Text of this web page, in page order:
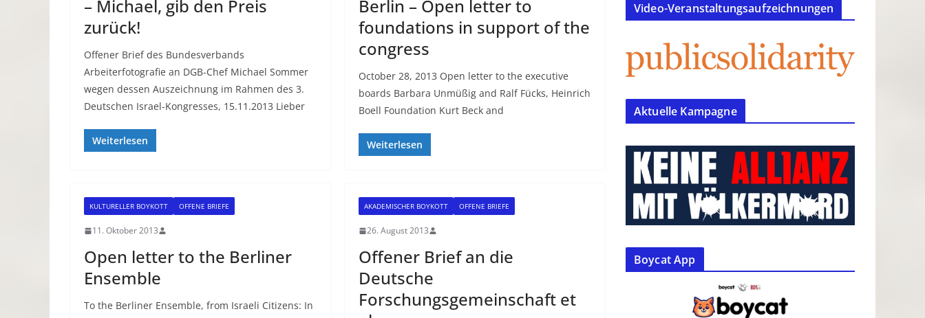
– Michael, gib den Preis
zurück!
Offener Brief des Bundesverbands
Arbeiterfotografie an DGB-Chef Michael Sommer
wegen dessen Auszeichnung im Rahmen des 3.
Deutschen Israel-Kongresses, 15.11.2013 Lieber
Weiterlesen
Berlin – Open letter to
foundations in support of the
congress
October 28, 2013 Open letter to the executive
boards Barbara Unmüßig and Ralf Fücks, Heinrich
Boell Foundation Kurt Beck and
Weiterlesen
KULTURELLER BOYKOTT OFFENE BRIEFE
11. Oktober 2013
Open letter to the Berliner
Ensemble
To the Berliner Ensemble, from Israeli Citizens: In
AKADEMISCHER BOYKOTT OFFENE BRIEFE
26. August 2013
Offener Brief an die
Deutsche
Forschungsgemeinschaft et
Video-Veranstaltungsaufzeichnungen
Aktuelle Kampagne
Boycat App